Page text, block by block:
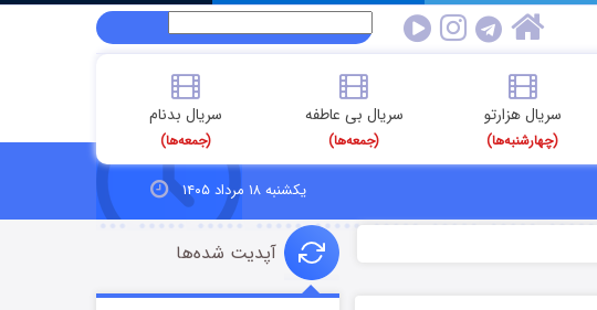
سریال هزارتو
(چهارشنبه‌ها)
سریال بی عاطفه
(جمعه‌ها)
سریال بدنام
(جمعه‌ها)
یکشنبه ۱۸ مرداد ۱۴۰۵
آپدیت شده‌ها